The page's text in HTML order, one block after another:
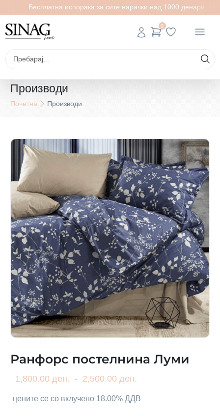
Бесплатна испорака за сите нарачки над 1000 денари
0
Производи
Почетна Производи
Ранфорс постелнина Луми
1,800.00 ден. - 2,500.00 ден.
цените се со вклучено 18.00% ДДВ